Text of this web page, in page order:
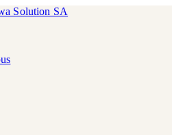
Solution SA